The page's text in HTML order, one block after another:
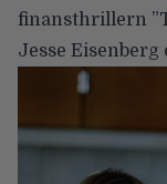
finansthrillern
Jesse